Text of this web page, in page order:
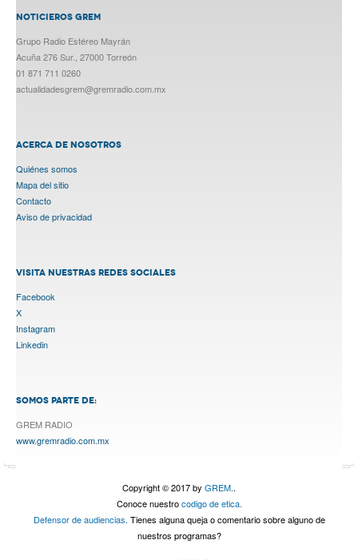
NOTICIEROS GREM
Grupo Radio Estéreo Mayrán
Acuña 276 Sur., 27000 Torreón
01 871 711 0260
actualidadesgrem@gremradio.com.mx
ACERCA DE NOSOTROS
Quiénes somos
Mapa del sitio
Contacto
Aviso de privacidad
VISITA NUESTRAS REDES SOCIALES
Facebook
X
Instagram
Linkedin
SOMOS PARTE DE:
GREM RADIO
www.gremradio.com.mx
Copyright © 2017 by GREM..
Conoce nuestrocodigo de etica.
Defensor de audiencias. Tienes alguna queja o comentario sobre alguno de
nuestros programas?